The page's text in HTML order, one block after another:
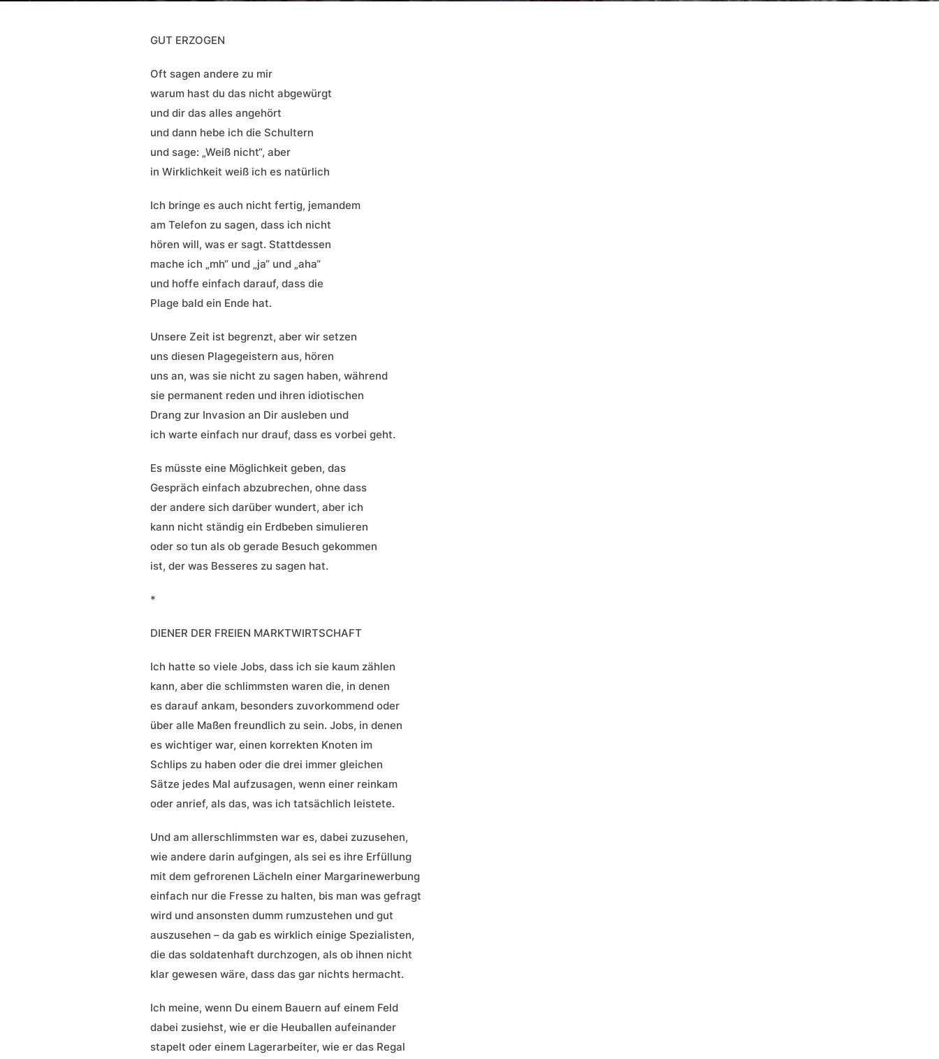
GUT ERZOGEN
Oft sagen andere zu mir
warum hast du das nicht abgewürgt
und dir das alles angehört
und dann hebe ich die Schultern
und sage: „Weiß nicht“, aber
in Wirklichkeit weiß ich es natürlich
Ich bringe es auch nicht fertig, jemandem
am Telefon zu sagen, dass ich nicht
hören will, was er sagt. Stattdessen
mache ich „mh“ und „ja“ und „aha“
und hoffe einfach darauf, dass die
Plage bald ein Ende hat.
Unsere Zeit ist begrenzt, aber wir setzen
uns diesen Plagegeistern aus, hören
uns an, was sie nicht zu sagen haben, während
sie permanent reden und ihren idiotischen
Drang zur Invasion an Dir ausleben und
ich warte einfach nur drauf, dass es vorbei geht.
Es müsste eine Möglichkeit geben, das
Gespräch einfach abzubrechen, ohne dass
der andere sich darüber wundert, aber ich
kann nicht ständig ein Erdbeben simulieren
oder so tun als ob gerade Besuch gekommen
ist, der was Besseres zu sagen hat.
*
DIENER DER FREIEN MARKTWIRTSCHAFT
Ich hatte so viele Jobs, dass ich sie kaum zählen
kann, aber die schlimmsten waren die, in denen
es darauf ankam, besonders zuvorkommend oder
über alle Maßen freundlich zu sein. Jobs, in denen
es wichtiger war, einen korrekten Knoten im
Schlips zu haben oder die drei immer gleichen
Sätze jedes Mal aufzusagen, wenn einer reinkam
oder anrief, als das, was ich tatsächlich leistete.
Und am allerschlimmsten war es, dabei zuzusehen,
wie andere darin aufgingen, als sei es ihre Erfüllung
mit dem gefrorenen Lächeln einer Margarinewerbung
einfach nur die Fresse zu halten, bis man was gefragt
wird und ansonsten dumm rumzustehen und gut
auszusehen – da gab es wirklich einige Spezialisten,
die das soldatenhaft durchzogen, als ob ihnen nicht
klar gewesen wäre, dass das gar nichts hermacht.
Ich meine, wenn Du einem Bauern auf einem Feld
dabei zusiehst, wie er die Heuballen aufeinander
stapelt oder einem Lagerarbeiter, wie er das Regal